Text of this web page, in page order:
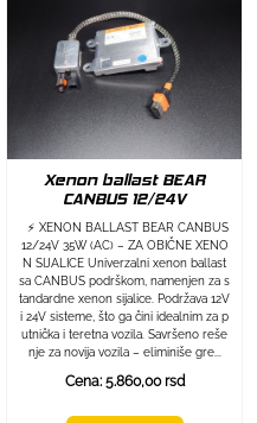
Xenon ballast BEAR
CANBUS 12/24V
⚡ XENON BALLAST BEAR CANBUS
12/24V 35W (AC) – ZA OBIČNE XENO
N SIJALICE Univerzalni xenon ballast
sa CANBUS podrškom, namenjen za s
tandardne xenon sijalice. Podržava 12V
i 24V sisteme, što ga čini idealnim za p
utnička i teretna vozila. Savršeno reše
nje za novija vozila – eliminiše gre...
Cena: 5.860,00 rsd